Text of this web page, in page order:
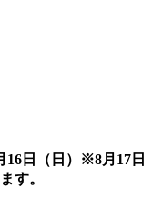
16日（日）※8月17日
す。